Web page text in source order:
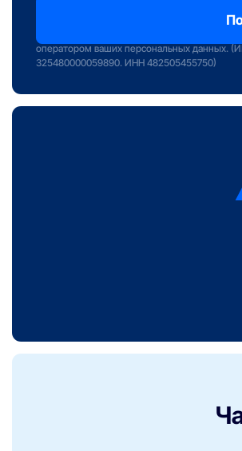
Отправляя заявку вы подтверждаете
оператором ваших персональных данных.
325480000059890. ИНН 482505455750)